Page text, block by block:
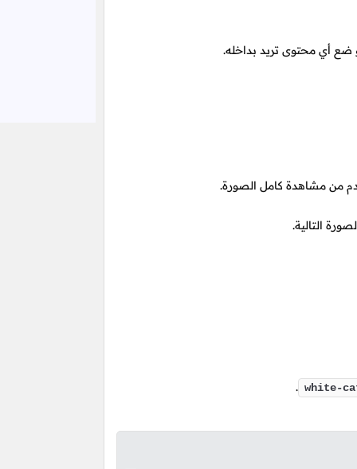
أي محتوى تريد بداخله.
من مشاهدة كامل الصورة.
التالية.
white-
.